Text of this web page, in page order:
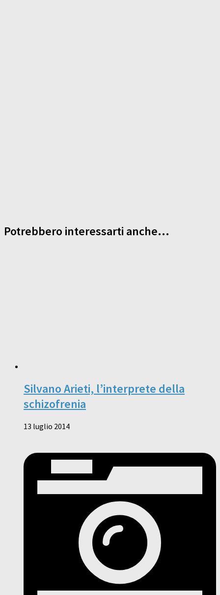
Potrebbero interessarti anche...
Silvano Arieti, l’interprete della
schizofrenia
13 luglio 2014